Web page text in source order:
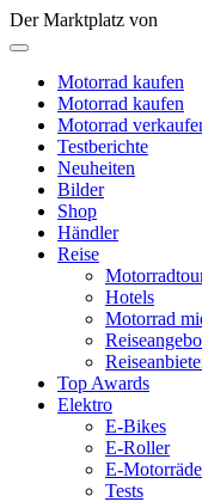
Der Marktplatz von
Motorrad kaufen
Motorrad kaufen
Motorrad
Testberichte
Neuheiten
Bilder
Shop
Händler
Reise
Hotels
Motorrad
Top Awards
Elektro
E-Bikes
E-Roller
E-
Tests